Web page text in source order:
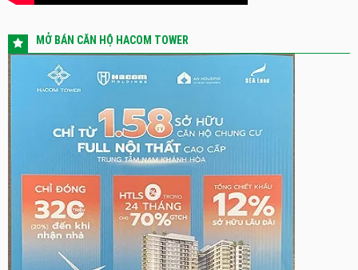
MỞ BÁN CĂN HỘ HACOM TOWER